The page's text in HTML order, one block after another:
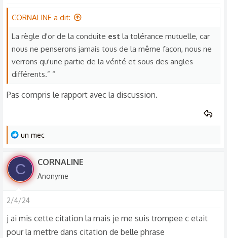
CORNALINE a dit:
La règle d'or de la conduite est la tolérance mutuelle, car
nous ne penserons jamais tous de la même façon, nous ne
verrons qu'une partie de la vérité et sous des angles
différents.” “
Pas compris le rapport avec la discussion.
L
s
é
c
t
un mec
C CORNALINE
Anonyme
2/4/24
j ai mis cette citation la mais je me suis trompee c etait
pour la mettre dans citation de belle phrase